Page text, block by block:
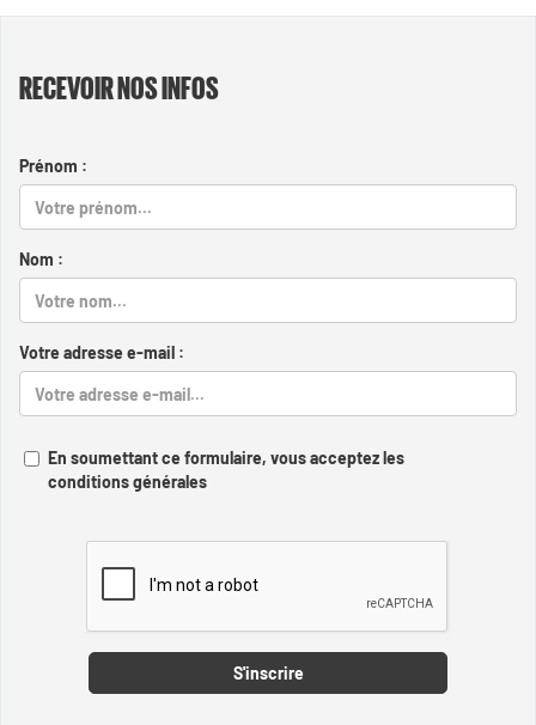
RECEVOIR NOS INFOS
Prénom :
Nom :
Votre adresse e-mail :
En soumettant ce formulaire, vous acceptez les
conditions générales
S'inscrire